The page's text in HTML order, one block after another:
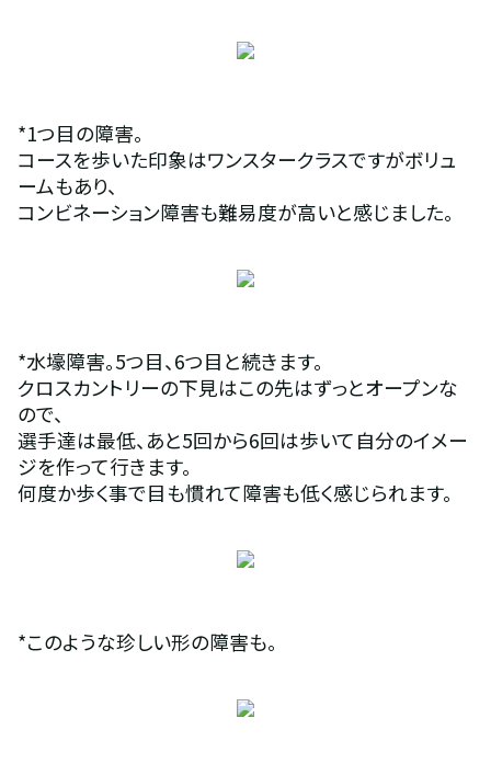
*1つ目の障害。
コースを歩いた印象はワンスタークラスですがボリュ
ームもあり、
コンビネーション障害も難易度が高いと感じました。
*水壕障害。5つ目、6つ目と続きます。
クロスカントリーの下見はこの先はずっとオープンな
ので、
選手達は最低、あと5回から6回は歩いて自分のイメー
ジを作って行きます。
何度か歩く事で目も慣れて障害も低く感じられます。
*このような珍しい形の障害も。